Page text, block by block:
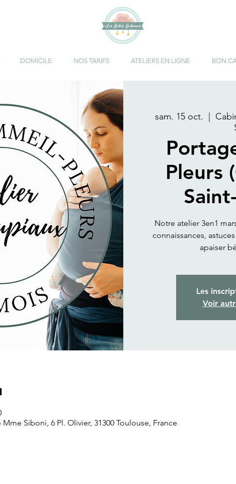
DOMICILE NOS TARIFS ATELIERS EN LIGNE BON
sam. 15 oct.
Pleurs
Notre atelier 3en1
connaissances,
apaiser
Les
Voir
Siboni, 6 Pl. Olivier, 31300 Toulouse, France